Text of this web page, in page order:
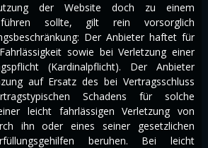
der Website doch zu einem
führen sollte, gilt rein vorsorglich
Der Anbieter haftet für
sowie bei Verletzung einer
(Kardinalpflicht). Der Anbieter
auf Ersatz des bei Vertragsschluss
Schadens für solche
leicht fahrlässigen Verletzung von
ihn oder eines seiner gesetzlichen
beruhen. Bei leicht